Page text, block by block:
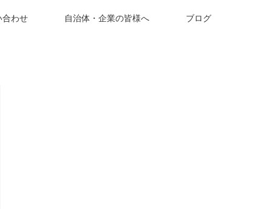
合わせ 自治体・企業の皆様へ ブログ